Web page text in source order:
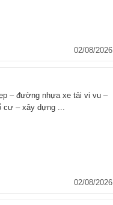
02/08/2026
– đường nhựa xe tải vi vu –
cư – xây dựng ...
02/08/2026
Hoàng Anh Gold House
Đường Nguyễn Hữu Thọ, Xã